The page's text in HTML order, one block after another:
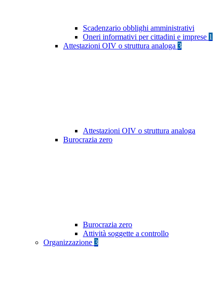
Scadenzario obblighi amministrativi
Oneri informativi per cittadini e imprese 1
Attestazioni OIV o struttura analoga 3
Attestazioni OIV o struttura analoga
Burocrazia zero
Burocrazia zero
Attività soggette a controllo
Organizzazione 3